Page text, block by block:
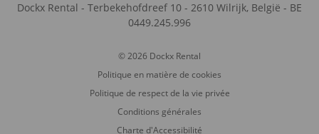
Dockx Rental - Terbekehofdreef 10 - 2610 Wilrijk, België - BE
0449.245.996
© 2026 Dockx Rental
Politique en matière de cookies
Politique de respect de la vie privée
Conditions générales
Charte d'Accessibilité